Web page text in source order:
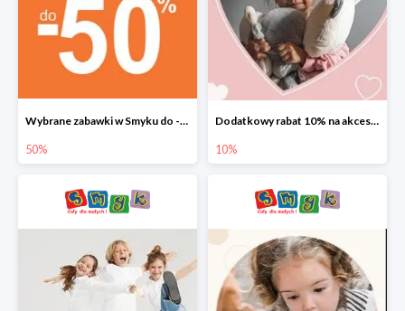
Wybrane zabawki w Smyku do -50%
50%
Dodatkowy rabat 10% na akcesoria dziecięce
10%